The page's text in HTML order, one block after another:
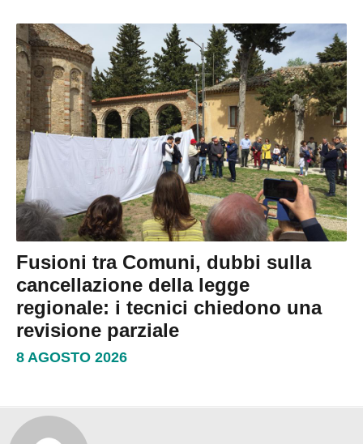
Fusioni tra Comuni, dubbi sulla
cancellazione della legge
regionale: i tecnici chiedono una
revisione parziale
8 AGOSTO 2026